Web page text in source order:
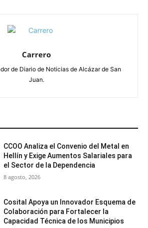
Carrero
de Diario de Noticias de Alcázar de San
Juan.
CCOO Analiza el Convenio del Metal en
Hellín y Exige Aumentos Salariales para
el Sector de la Dependencia
8 agosto, 2026
Cosital Apoya un Innovador Esquema de
Colaboración para Fortalecer la
Capacidad Técnica de los Municipios